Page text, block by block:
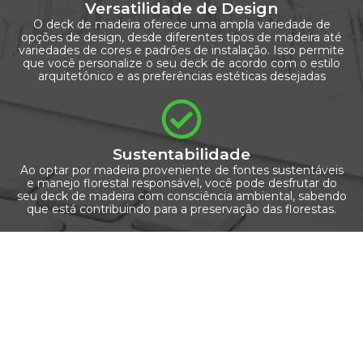
Versatilidade de Design
O deck de madeira oferece uma ampla variedade de
opções de design, desde diferentes tipos de madeira até
variedades de cores e padrões de instalação. Isso permite
que você personalize o seu deck de acordo com o estilo
arquitetônico e as preferências estéticas desejadas
Sustentabilidade
Ao optar por madeira proveniente de fontes sustentáveis
e manejo florestal responsável, você pode desfrutar do
seu deck de madeira com consciência ambiental, sabendo
que está contribuindo para a preservação das florestas.